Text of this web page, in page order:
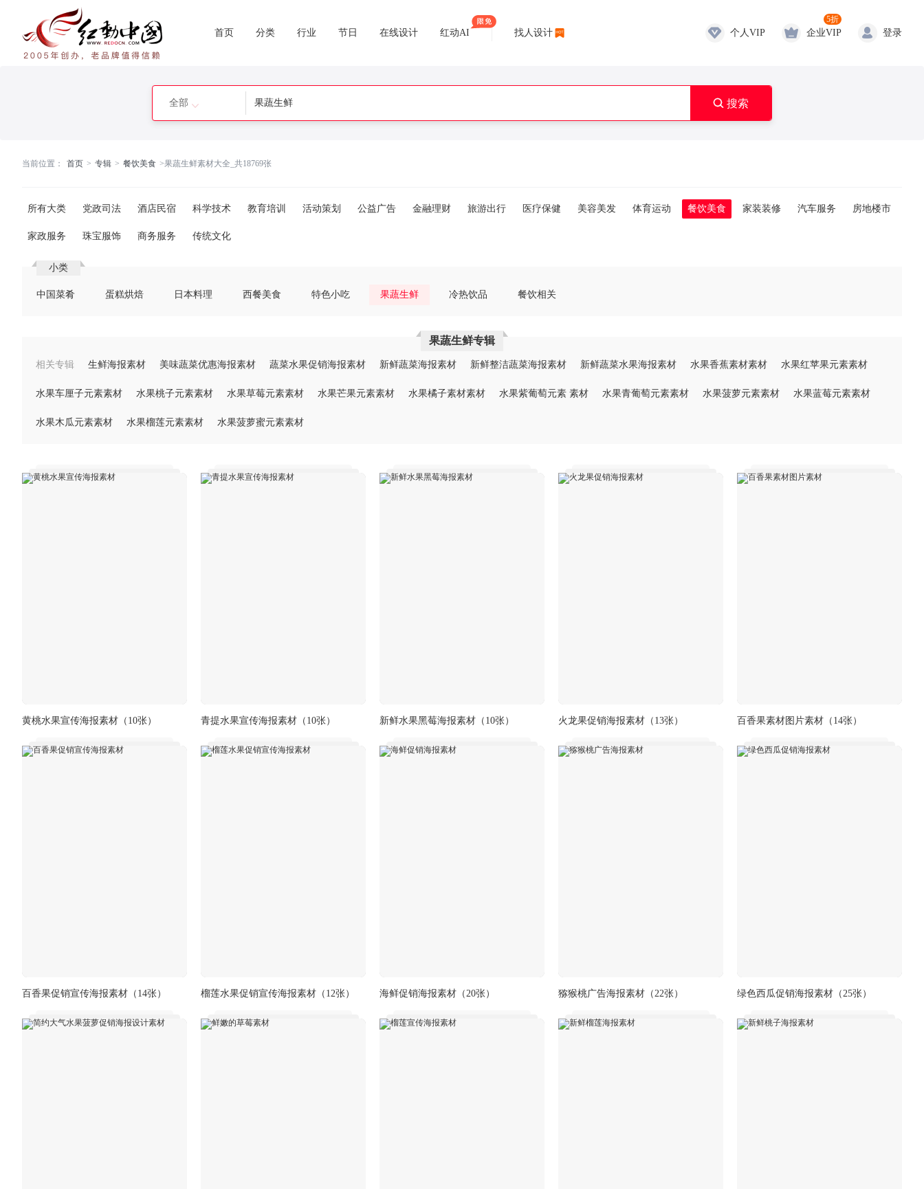
首页 分类 行业 节日 在线设计 红动AI 找人设计 个人VIP 企业VIP
5折
登录
全部  搜索
当前位置： 首页 > 专辑 > 餐饮美食 >果蔬生鲜素材大全_共18769张
所有大类 党政司法 酒店民宿 科学技术 教育培训 活动策划 公益广告 金融理财 旅游出行 医疗保健 美容美发 体育运动 餐饮美食 家装装修 汽车服务 房地楼市
家政服务 珠宝服饰 商务服务 传统文化
小类
中国菜肴 蛋糕烘焙 日本料理 西餐美食 特色小吃 果蔬生鲜 冷热饮品 餐饮相关
果蔬生鲜专辑
相关专辑 生鲜海报素材 美味蔬菜优惠海报素材 蔬菜水果促销海报素材 新鲜蔬菜海报素材 新鲜整洁蔬菜海报素材 新鲜蔬菜水果海报素材 水果香蕉素材素材 水果红苹果元素素材
水果车厘子元素素材 水果桃子元素素材 水果草莓元素素材 水果芒果元素素材 水果橘子素材素材 水果紫葡萄元素 素材 水果青葡萄元素素材 水果菠萝元素素材 水果蓝莓元素素材
水果木瓜元素素材 水果榴莲元素素材 水果菠萝蜜元素素材
黄桃水果宣传海报素材 （10张） 青提水果宣传海报素材 （10张） 新鲜水果黑莓海报素材 （10张） 火龙果促销海报素材 （13张） 百香果素材图片素材 （14张）
百香果促销宣传海报素材 （14张） 榴莲水果促销宣传海报素材 （12张） 海鲜促销海报素材 （20张） 猕猴桃广告海报素材 （22张） 绿色西瓜促销海报素材 （25张）